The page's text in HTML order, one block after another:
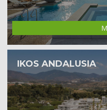
IKOS ANDALUSIA